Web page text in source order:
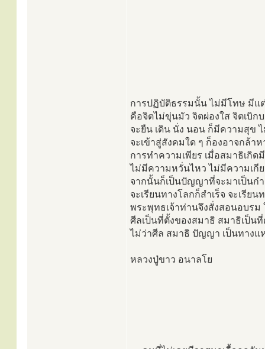
การปฏิบัติธรรมนั้น ไม่มีโทษ มี
คือจิตไม่ขุ่นมัว จิตผ่องใส จิตเบิก
จะยืน เดิน นั่ง นอน ก็มีความสุข
จะเข้าสู่สังคมใด ๆ ก็องอาจกล้า
การทำความเพียร เมื่อสมาธิเกิด
ไม่มีความหวั่นไหว ไม่มีความเกี
จากนั้นก็เป็นปัญญาที่จะมาเป็นก
จะเรียนทางโลกก็สำเร็จ จะเรียน
พระพุทธเจ้าท่านจึงสั่งสอนอบรม
ศีลเป็นที่ตั้งของสมาธิ สมาธิเป็น
ไม่ว่าศีล สมาธิ ปัญญา เป็นทาง
หลวงปู่ขาว อนาลโย